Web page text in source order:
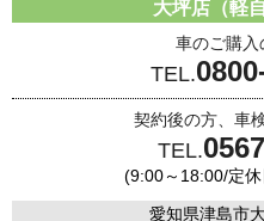
大坪店（軽
車のご購入
TEL.
契約後の方、車
TEL.
(9:00～18:00/定
愛知県津島市